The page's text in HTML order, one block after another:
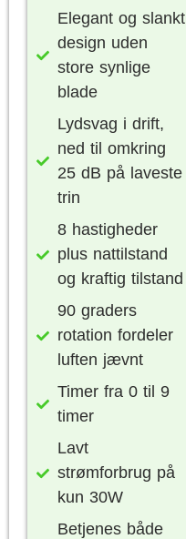
Elegant og slankt
design uden
store synlige
blade
Lydsvag i drift,
ned til omkring
25 dB på laveste
trin
8 hastigheder
plus nattilstand
og kraftig tilstand
90 graders
rotation fordeler
luften jævnt
Timer fra 0 til 9
timer
Lavt
strømforbrug på
kun 30W
Betjenes både